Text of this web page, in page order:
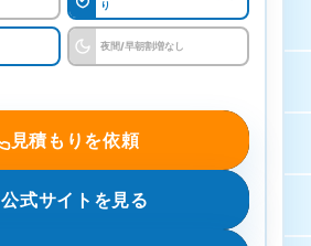
り
夜間/早朝割増なし
見積もりを依頼
公式サイトを見る